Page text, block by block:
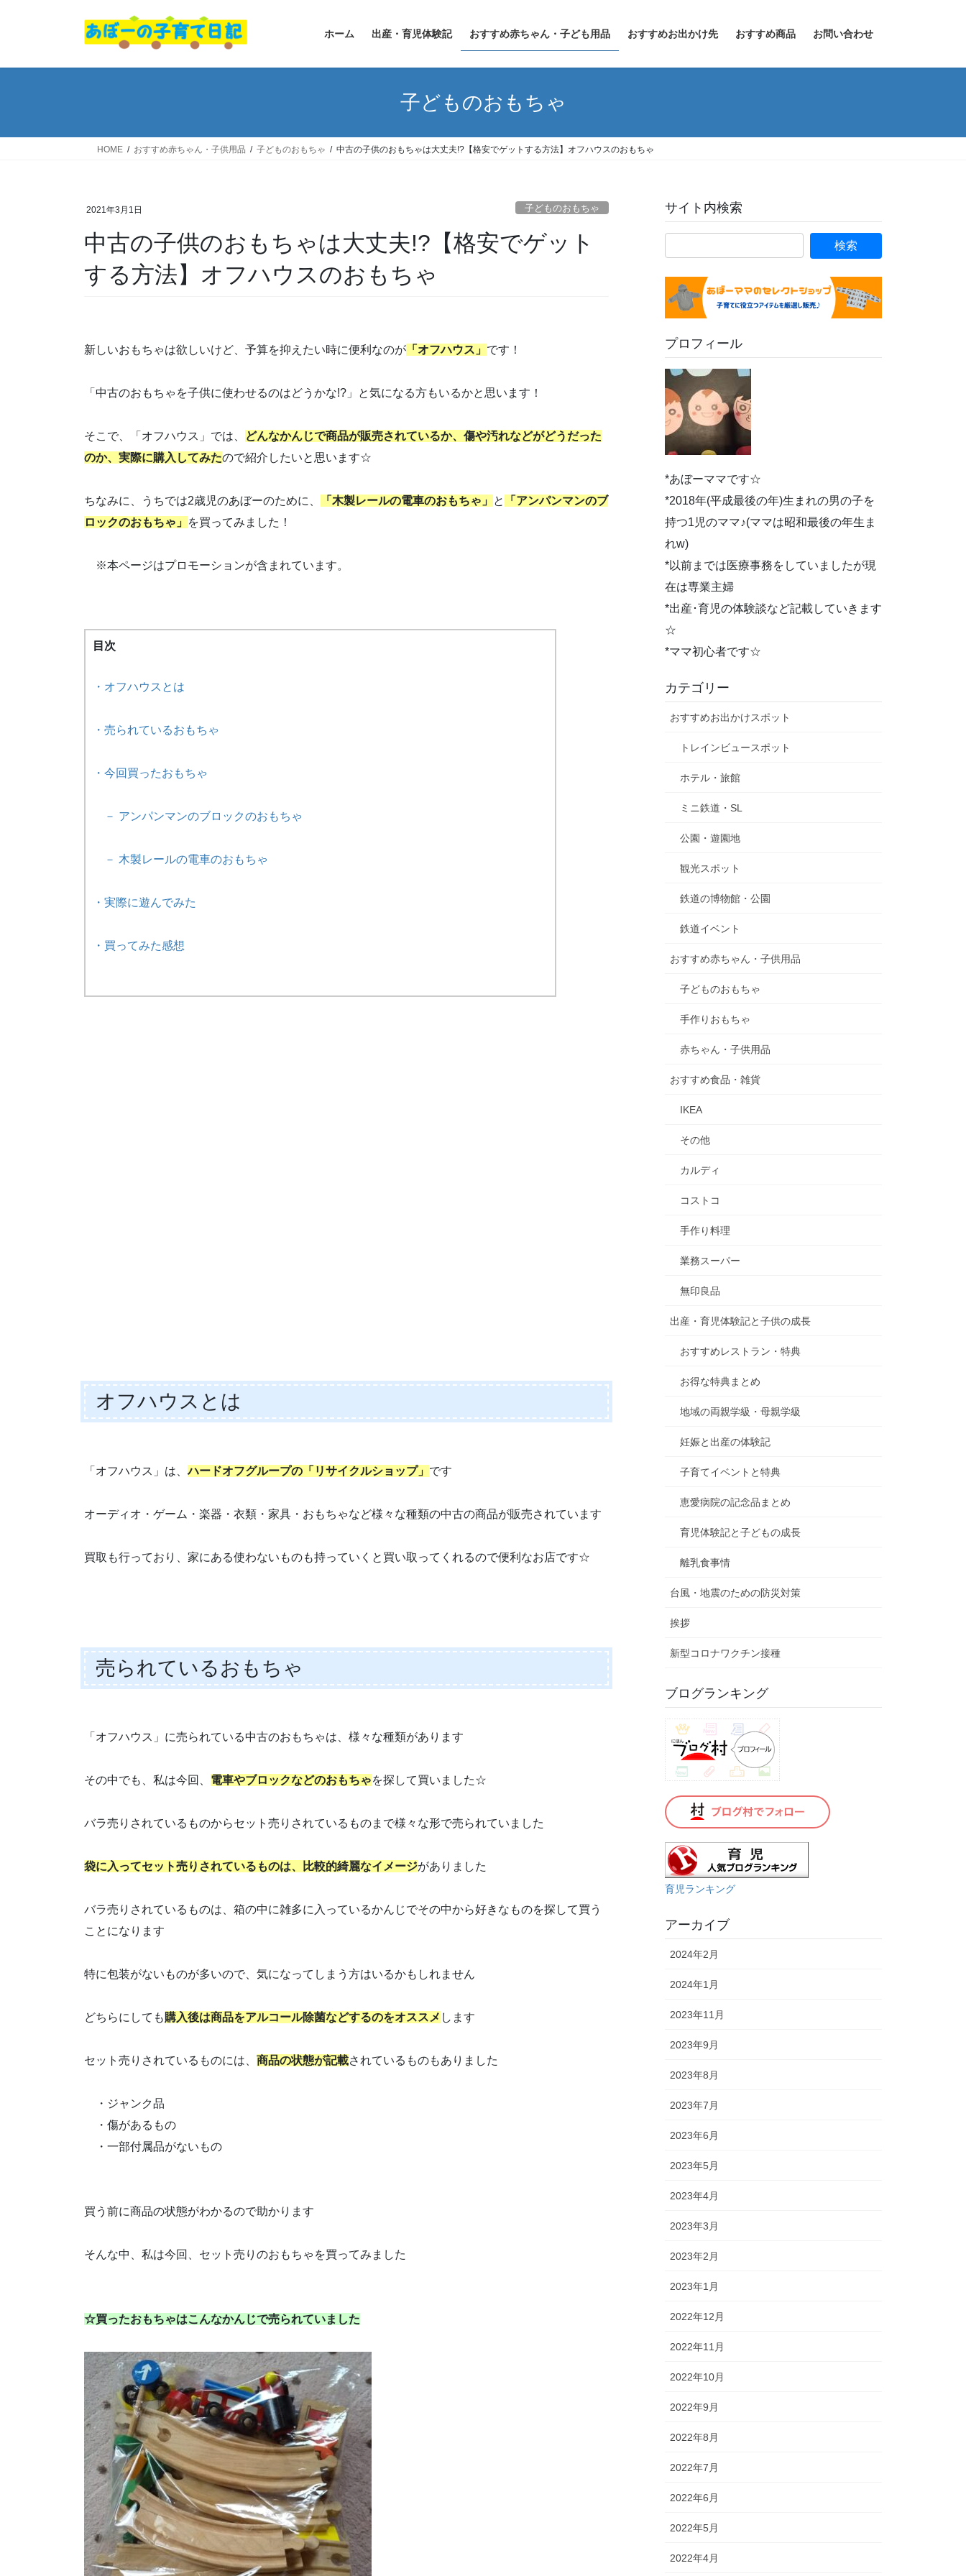
ホーム 出産・育児体験記 おすすめ赤ちゃん・子ども用品 おすすめお出かけ先 おすすめ商品 お問い合わせ
子どものおもちゃ
HOME おすすめ赤ちゃん・子供用品 子どものおもちゃ 中古の子供のおもちゃは大丈夫!?【格安でゲットする方法】オフハウスのおもちゃ
2021年3月1日 子どものおもちゃ
中古の子供のおもちゃは大丈夫!?【格安でゲット
する方法】オフハウスのおもちゃ
新しいおもちゃは欲しいけど、予算を抑えたい時に便利なのが 「オフハウス」 です！
「中古のおもちゃを子供に使わせるのはどうかな!?」と気になる方もいるかと思います！
そこで、「オフハウス」では、
どんなかんじで商品が販売されているか、傷や汚れなどがどうだった
のか、実際に購入してみたので紹介したいと思います☆
ちなみに、うちでは2歳児のあぼーのために、 「木製レールの電車のおもちゃ」 と
「アンパンマンのブ
ロックのおもちゃ」 を買ってみました！
※本ページはプロモーションが含まれてい ます。
目次
・オフハウスとは
・売られているおもちゃ
・今回買ったおもちゃ
－ アンパンマンのブロックのおもちゃ
－ 木製レールの電車のおもちゃ
・実際に遊んでみた
・買ってみた感想
オフハウスとは
「オフハウス」は、ハードオフグループの「リサイクルショップ」 です
オーディオ・ゲーム・楽器・衣類・家具・おもちゃなど様々な種類の中古の商品が販売されています
買取も行っており、家にある使わないものも持っていくと買い取ってくれるので便利なお店です☆
売られているおもちゃ
「オフハウス」に売られている中古のおもちゃは、様々な種類があります
その中でも、私は今回、 電車やブロックなどのおもちゃを探して買いました☆
バラ売りされているものからセット売りされているものまで様々な形で売られていました
袋に入ってセット売りされているものは、比較的綺麗なイメージがありました
バラ売りされているものは、箱の中に雑多に入っているかんじでその中から好きなものを探して買う
ことになります
特に包装がないものが多いので、気になってしまう方はいるかもしれません
どちらにしても購入後は商品をアルコール除菌などするのをオススメ します
セット売りされているものには、 商品の状態が記載されているものもありました
・ジャンク品
・傷があるもの
・一部付属品がないもの
買う前に商品の状態がわかるので助かります
そんな中、私は今回、セット売りのおもちゃを買ってみました
☆買ったおもちゃはこんなかんじで売られていました
サイト内検索
プロフィール
*あぼーママです☆
*2018年(平成最後の年)生まれの男の子を
持つ1児のママ♪(ママは昭和最後の年生ま
れw)
*以前までは医療事務をしていましたが現
在は専業主婦
*出産･育児の体験談など記載していきます
☆
*ママ初心者です☆
カテゴリー
おすすめお出かけスポット
トレインビュースポット
ホテル・旅館
ミニ鉄道・SL
公園・遊園地
観光スポット
鉄道の博物館・公園
鉄道イベント
おすすめ赤ちゃん・子供用品
子どものおもちゃ
手作りおもちゃ
赤ちゃん・子供用品
おすすめ食品・雑貨
IKEA
その他
カルディ
コストコ
手作り料理
業務スーパー
無印良品
出産・育児体験記と子供の成長
おすすめレストラン・特典
お得な特典まとめ
地域の両親学級・母親学級
妊娠と出産の体験記
子育てイベントと特典
恵愛病院の記念品まとめ
育児体験記と子どもの成長
離乳食事情
台風・地震のための防災対策
挨拶
新型コロナワクチン接種
ブログランキング
育児ランキング
アーカイブ
2024年2月
2024年1月
2023年11月
2023年9月
2023年8月
2023年7月
2023年6月
2023年5月
2023年4月
2023年3月
2023年2月
2023年1月
2022年12月
2022年11月
2022年10月
2022年9月
2022年8月
2022年7月
2022年6月
2022年5月
2022年4月